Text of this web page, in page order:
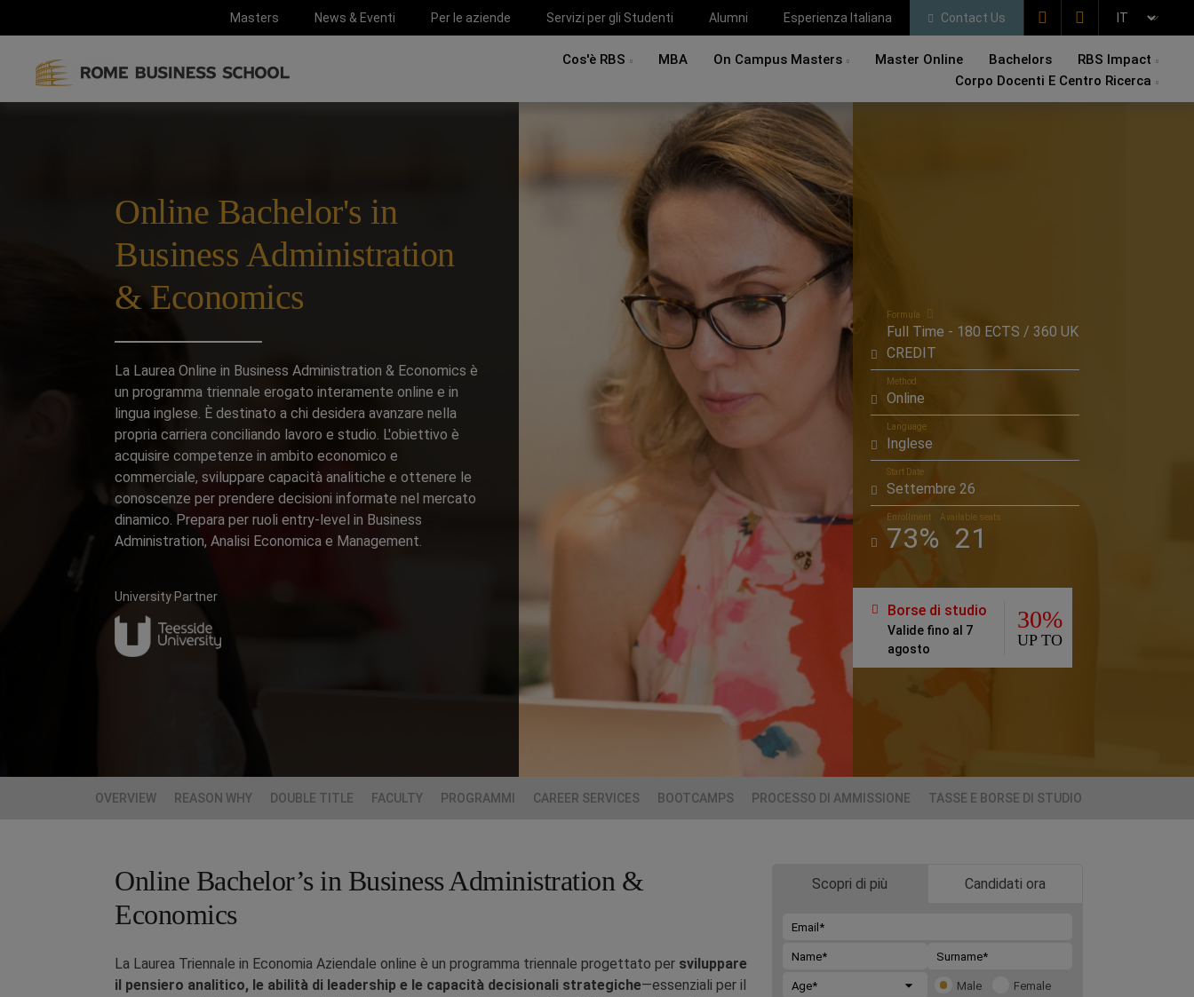
Masters News & Eventi Per le aziende Servizi per gli Studenti Alumni Esperienza Italiana Contact Us
Cos'è RBS MBA On Campus Masters Master Online Bachelors
RBS Impact
Corpo Docenti E Centro Ricerca
Online Bachelor's in
Business Administration
& Economics
La Laurea Online in Business Administration & Economics è
un programma triennale erogato interamente online e in
lingua inglese. È destinato a chi desidera avanzare nella
propria carriera conciliando lavoro e studio. L'obiettivo è
acquisire competenze in ambito economico e
commerciale, sviluppare capacità analitiche e ottenere le
conoscenze per prendere decisioni informate nel mercato
dinamico. Prepara per ruoli entry-level in Business
Administration, Analisi Economica e Management.
University Partner
Formula
Full Time - 180 ECTS / 360 UK
CREDIT
Method
Online
Language
Inglese
Start Date
Settembre 26
Enrollment
73%
Available seats
21
Borse di studio
Valide fino al 7
agosto
30%
UP TO
OVERVIEW REASON WHY DOUBLE TITLE FACULTY PROGRAMMI CAREER SERVICES BOOTCAMPS PROCESSO DI AMMISSIONE TASSE E BORSE DI STUDIO
Online Bachelor’s in Business Administration &
Economics
La Laurea Triennale in Economia Aziendale online è un programma triennale progettato per sviluppare
il pensiero analitico, le abilità di leadership e le capacità decisionali strategiche—essenziali per il
Scopri di più
Male Female
Candidati ora